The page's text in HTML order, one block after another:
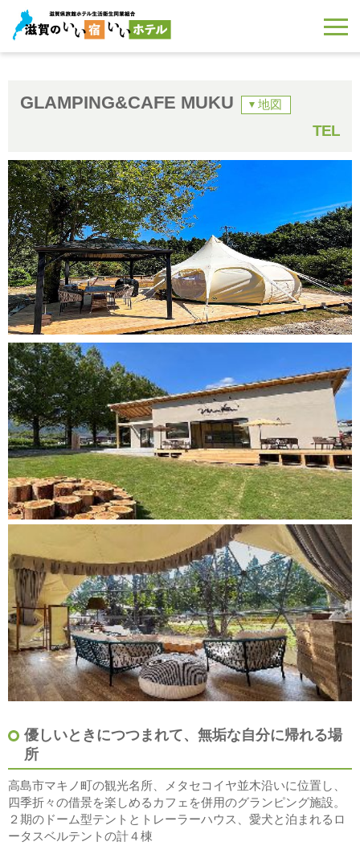
GLAMPING&CAFE MUKU 地図
TEL
優しいときにつつまれて、無垢な自分に帰れる場
所
高島市マキノ町の観光名所、メタセコイヤ並木沿いに位置し、
四季折々の借景を楽しめるカフェを併用のグランピング施設。
２期のドーム型テントとトレーラーハウス、愛犬と泊まれるロ
ータスベルテントの計４棟